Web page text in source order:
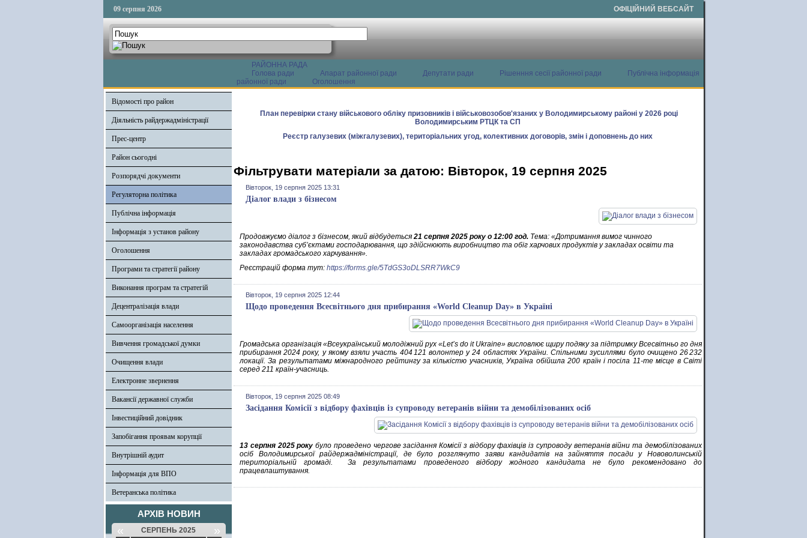
09 серпня 2026 ОФІЦІЙНИЙ ВЕБСАЙТ
РАЙОННА РАДА
Голова ради
Апарат районної ради Депутати ради Рішенння сесії районної ради
Публічна інформація
районної ради
Оголошення
Відомості про район
Діяльність райдержадміністрації
Прес-центр
Район сьогодні
Розпорядчі документи
Регуляторна політика
Публічна інформація
Інформація з установ району
Оголошення
Програми та стратегії району
Виконання програм та стратегій
Децентралізація влади
Самоорганізація населення
Вивчення громадської думки
Очищення влади
Електронне звернення
Вакансії державної служби
Інвестиційний довідник
Запобігання проявам корупції
Внутрішній аудит
Інформація для ВПО
Ветеранська політика
АРХІВ НОВИН
« СЕРПЕНЬ 2025 »
План перевірки стану військового обліку призовників і військовозобов'язаних у Володимирському районі у 2026 році
Володимирським РТЦК та СП
Реєстр галузевих (міжгалузевих), територіальних угод, колективних договорів, змін і доповнень до них
Фільтрувати матеріали за датою: Вівторок, 19 серпня 2025
Вівторок, 19 серпня 2025 13:31
Діалог влади з бізнесом
Продовжуємо діалог з бізнесом, який відбудеться21 серпня 2025 року о 12:00 год. Тема: «Дотримання вимог чинного
законодавства суб’єктами господарювання, що здійснюють виробництво та обіг харчових продуктів у закладах освіти та
закладах громадського харчування».
Реєстрацій форма тут: https://forms.gle/5TdGS3oDLSRR7WkC9
Вівторок, 19 серпня 2025 12:44
Щодо проведення Всесвітнього дня прибирання «World Cleanup Day» в Україні
Громадська організація «Всеукраїнський молодіжний рух «Let’s do it Ukraine» висловлює щиру подяку за підтримку Всесвітньо го дня
прибирання 2024 року, у якому взяли участь 404 121 волонтер у 24 областях України. Спільними зусиллями було очищено 26 232
локації. За результатами міжнародного рейтингу за кількістю учасників, Україна обійшла 200 країн і посіла 11-те місце в Світі
серед 211 країн-учасниць.
Вівторок, 19 серпня 2025 08:49
Засідання Комісії з відбору фахівців із супроводу ветеранів війни та демобілізованих осіб
13 серпня 2025 року було проведено чергове засідання Комісії з відбору фахівців із супроводу ветеранів війни та демобілізованих
осіб Володимирської райдержадміністрації, де було розглянуто заяви кандидатів на зайняття посади у Нововолинській
територіальній громаді. За результатами проведеного відбору жодного кандидата не було рекомендовано до
працевлаштування.